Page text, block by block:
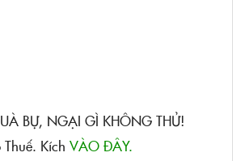
BỰ, NGẠI GÌ KHÔNG THỬ!
Thuế. Kích VÀO ĐÂY.